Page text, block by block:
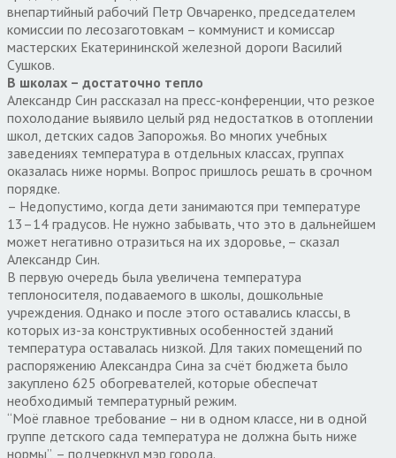
внепартийный рабочий Петр Овчаренко, председателем
комиссии по лесозаготовкам – коммунист и комиссар
мастерских Екатерининской железной дороги Василий
Сушков.
В школах – достаточно тепло
Александр Син рассказал на пресс-конференции, что резкое
похолодание выявило целый ряд недостатков в отоплении
школ, детских садов Запорожья. Во многих учебных
заведениях температура в отдельных классах, группах
оказалась ниже нормы. Вопрос пришлось решать в срочном
порядке.
– Недопустимо, когда дети занимаются при температуре
13–14 градусов. Не нужно забывать, что это в дальнейшем
может негативно отразиться на их здоровье, – сказал
Александр Син.
В первую очередь была увеличена температура
теплоносителя, подаваемого в школы, дошкольные
учреждения. Однако и после этого оставались классы, в
которых из-за конструктивных особенностей зданий
температура оставалась низкой. Для таких помещений по
распоряжению Александра Сина за счёт бюджета было
закуплено 625 обогревателей, которые обеспечат
необходимый температурный режим.
“Моё главное требование – ни в одном классе, ни в одной
группе детского сада температура не должна быть ниже
нормы”, – подчеркнул мэр города.